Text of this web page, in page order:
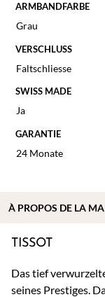
ARMBANDFARBE
Grau
VERSCHLUSS
Faltschliesse
SWISS MADE
Ja
GARANTIE
24 Monate
TISSOT
Das tief
seines Prestiges.
À PROPOS DE LA